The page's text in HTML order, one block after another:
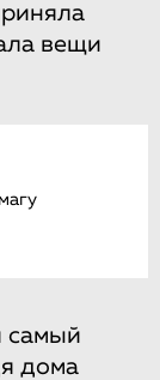
вещи
самый
дома